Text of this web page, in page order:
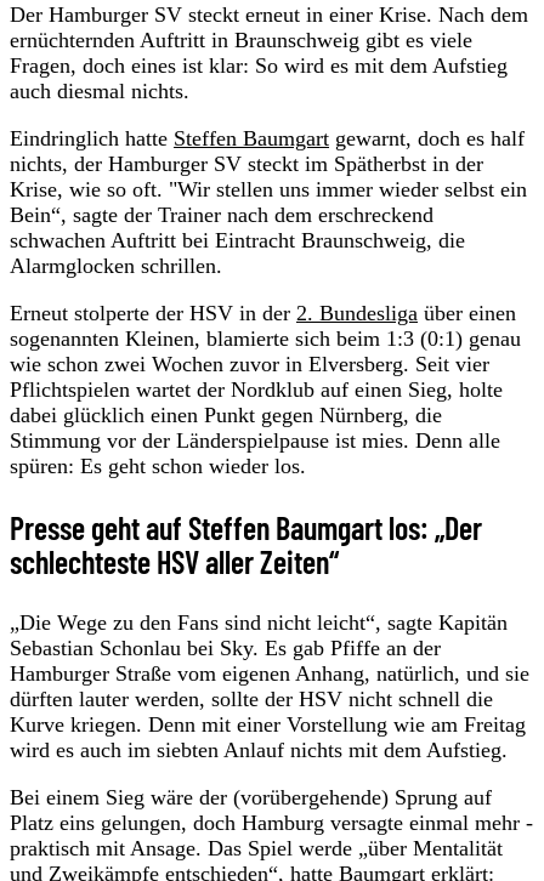
Der Hamburger SV steckt erneut in einer Krise. Nach dem
ernüchternden Auftritt in Braunschweig gibt es viele
Fragen, doch eines ist klar: So wird es mit dem Aufstieg
auch diesmal nichts.
Eindringlich hatte Steffen Baumgart gewarnt, doch es half
nichts, der Hamburger SV steckt im Spätherbst in der
Krise, wie so oft. "Wir stellen uns immer wieder selbst ein
Bein“, sagte der Trainer nach dem erschreckend
schwachen Auftritt bei Eintracht Braunschweig, die
Alarmglocken schrillen.
Erneut stolperte der HSV in der 2. Bundesliga über einen
sogenannten Kleinen, blamierte sich beim 1:3 (0:1) genau
wie schon zwei Wochen zuvor in Elversberg. Seit vier
Pflichtspielen wartet der Nordklub auf einen Sieg, holte
dabei glücklich einen Punkt gegen Nürnberg, die
Stimmung vor der Länderspielpause ist mies. Denn alle
spüren: Es geht schon wieder los.
Presse geht auf Steffen Baumgart los: „Der
schlechteste HSV aller Zeiten“
„Die Wege zu den Fans sind nicht leicht“, sagte Kapitän
Sebastian Schonlau bei Sky. Es gab Pfiffe an der
Hamburger Straße vom eigenen Anhang, natürlich, und sie
dürften lauter werden, sollte der HSV nicht schnell die
Kurve kriegen. Denn mit einer Vorstellung wie am Freitag
wird es auch im siebten Anlauf nichts mit dem Aufstieg.
Bei einem Sieg wäre der (vorübergehende) Sprung auf
Platz eins gelungen, doch Hamburg versagte einmal mehr -
praktisch mit Ansage. Das Spiel werde „über Mentalität
und Zweikämpfe entschieden“, hatte Baumgart erklärt: